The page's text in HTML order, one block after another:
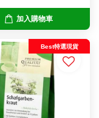
加入購物車
Best特選現貨